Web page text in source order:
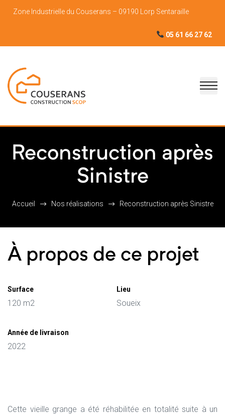
Zone Industrielle du Couserans – 09190 Lorp Sentaraille
05 61 66 27 62
Reconstruction après
Sinistre
Accueil Nos réalisations Reconstruction après Sinistre
À propos de ce projet
Surface
120 m2
Année de livraison
2022
Lieu
Soueix
Cette vieille grange a été réhabilitée en totalité suite à un